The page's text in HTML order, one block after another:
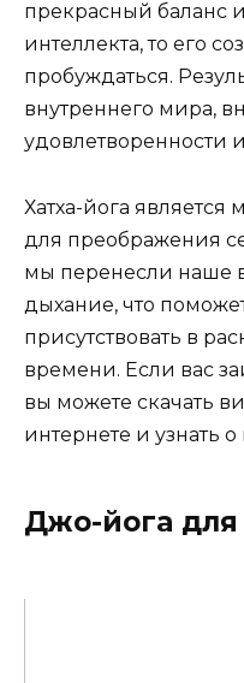
прекрасный баланс
интеллекта, то его
пробуждаться.
внутреннего мира,
удовлетворенности
Хатха-йога
для преображения
мы перенесли наше
дыхание, что
присутствовать в
времени. Если вас
вы можете скачать
интернете и узнать
Джо-йога